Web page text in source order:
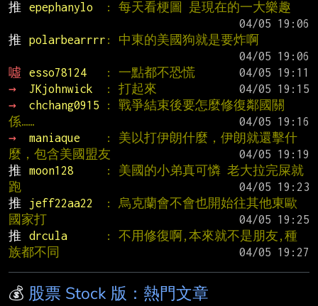
推
epephanylo
: 每天看梗圖 是現在的一大樂趣
推
polarbearrrr : 中東的美國狗就是要炸啊
噓
esso78124 : 一點都不恐慌
→
JKjohnwick : 打起來
→
chchang0915
: 戰爭結束後要怎麼修復鄰國關
係……
→
maniaque
: 美以打伊朗什麼，伊朗就還擊什
麼，包含美國盟友
推
moon128
: 美國的小弟真可憐 老大拉完屎就
跑
推
jeff22aa22
: 烏克蘭會不會也開始往其他東歐
國家打
推
drcula
: 不用修復啊,本來就不是朋友,種
族都不同
💰 股票 Stock 版：熱門文章